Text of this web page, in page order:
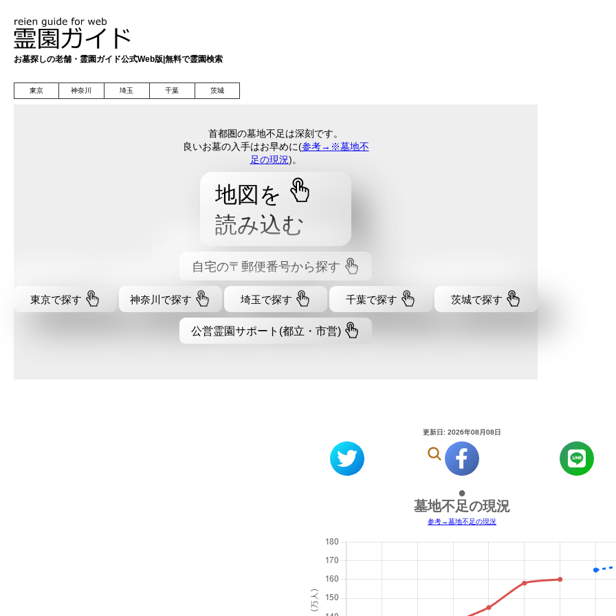
お墓探しの老舗・霊園ガイド公式Web版|無料で霊園検索
首都圏の墓地不足は深刻です。
良いお墓の入手はお早めに(参考→※墓地不
足の現況)。
地図を
読み込む
自宅の〒郵便番号から探す
東京で探す 神奈川で探す 埼玉で探す 千葉で探す 茨城で探す
公営霊園サポート(都立・市営)
東京 神奈川 埼玉 千葉 茨城
更新日: 2026年08月08日
●
墓地不足の現況
参考→墓地不足の現況